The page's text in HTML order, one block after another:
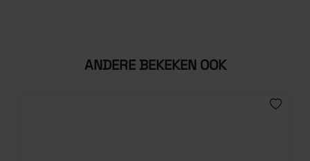
ANDERE BEKEKEN OOK